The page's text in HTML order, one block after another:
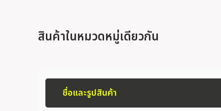
สินค้าในหมวดหมู่เดียวกัน
ชื่อและรูปสินค้า